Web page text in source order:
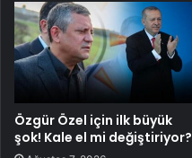
Özgür Özel için ilk büyük
şok! Kale el mi değiştiriyor?